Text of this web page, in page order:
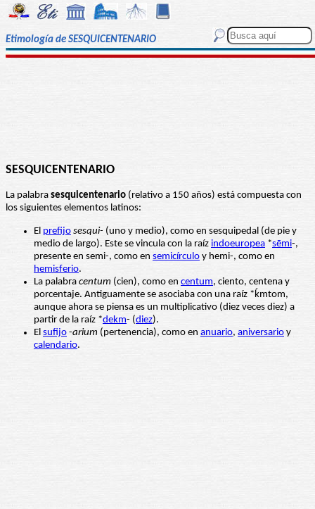
Etimología de SESQUICENTENARIO
SESQUICENTENARIO
La palabra sesquicentenario (relativo a 150 años) está compuesta con
los siguientes elementos latinos:
El prefijo sesqui- (uno y medio), como en sesquipedal (de pie y
medio de largo). Este se vincula con la raíz indoeuropea *sēmi-,
presente en semi-, como en semicírculo y hemi-, como en
hemisferio.
La palabra centum (cien), como en centum, ciento, centena y
porcentaje. Antiguamente se asociaba con una raíz *ḱmtom,
aunque ahora se piensa es un multiplicativo (diez veces diez) a
partir de la raíz *dekm- (diez).
El sufijo -arium (pertenencia), como en anuario, aniversario y
calendario.